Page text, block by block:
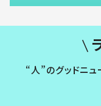
“人”のグッドニュ